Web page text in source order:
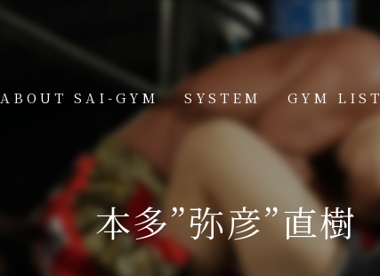
ABOUT SAI-GYM
INSTRUCTOR
FIGHTER
SYSTEM GYM LIST
燕道場
見附道場
本多”弥彦”直樹